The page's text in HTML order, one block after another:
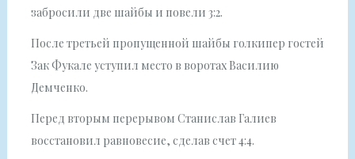
забросили две шайбы и повели 3:2.
После третьей пропущенной шайбы голкипер гостей
Зак Фукале уступил место в воротах Василию
Демченко.
Перед вторым перерывом Станислав Галиев
восстановил равновесие, сделав счет 4:4.